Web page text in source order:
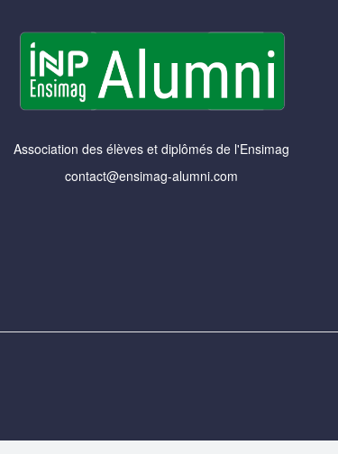
Association des élèves et diplômés de l'Ensimag
contact@ensimag-alumni.com